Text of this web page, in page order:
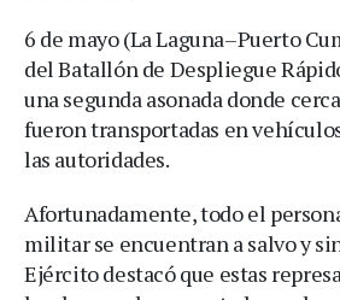
6 de mayo (La Laguna–Puerto
del Batallón de Despliegue
una segunda asonada donde
fueron transportadas en
las autoridades.
Afortunadamente, todo el
militar se encuentran a salvo y
Ejército destacó que estas